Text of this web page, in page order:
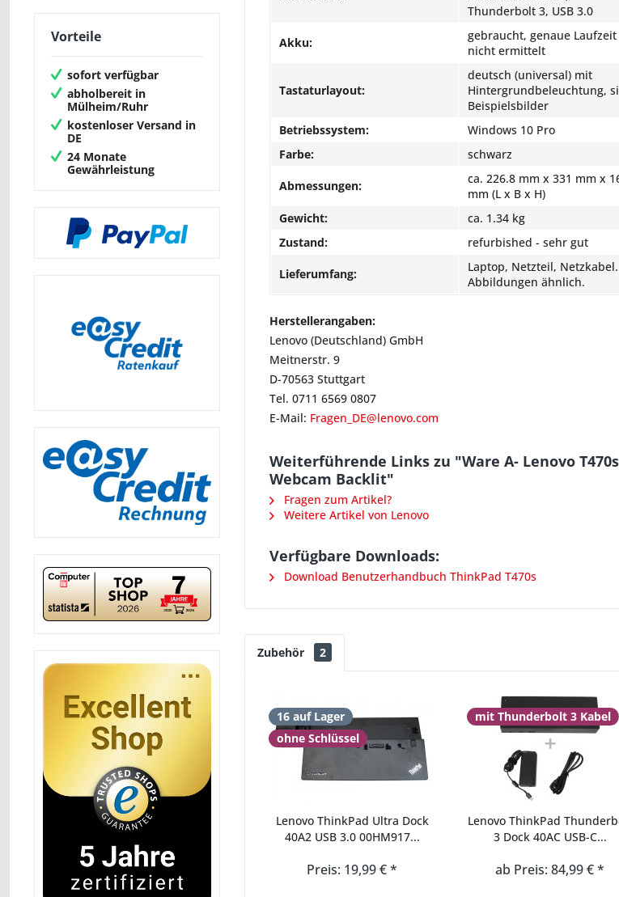
Vorteile
sofort verfügbar
abholbereit in
Mülheim/Ruhr
kostenloser Versand in
DE
24 Monate
Gewährleistung
Thunderbolt 3, USB 3.0
Akku:
gebraucht, genaue Laufzeit
nicht ermittelt
Tastaturlayout:
deutsch (universal) mit
Hintergrundbeleuchtung,
Beispielsbilder
Betriebssystem:
Windows 10 Pro
Farbe:
schwarz
Abmessungen:
ca. 226.8 mm x 331 mm x
mm (L x B x H)
Gewicht:
ca. 1.34 kg
Zustand:
refurbished - sehr gut
Lieferumfang:
Laptop, Netzteil, Netzkabel.
Abbildungen ähnlich.
Herstellerangaben:
Lenovo (Deutschland) GmbH
Meitnerstr. 9
D-70563 Stuttgart
Tel. 0711 6569 0807
E-Mail: Fragen_DE@lenovo.com
Weiterführende Links zu "Ware A- Lenovo T470s
Webcam Backlit"
Fragen zum Artikel?
Weitere Artikel von Lenovo
Verfügbare Downloads:
Download Benutzerhandbuch ThinkPad T470s
Zubehör 2
16 auf Lager
ohne Schlüssel
Lenovo ThinkPad Ultra Dock
40A2 USB 3.0 00HM917...
Preis: 19,99 € *
mit Thunderbolt 3 Kabel
Lenovo ThinkPad
3 Dock 40AC USB-C...
ab Preis: 84,99 € *